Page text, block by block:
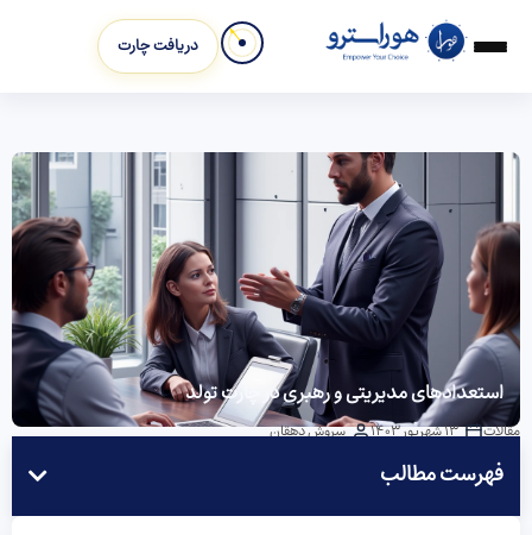
دریافت چارت
استعدادهای مدیریتی و رهبری در چارت تولد
مقالات 13 شهریور 1403 سروش دهقان
فهرست مطالب